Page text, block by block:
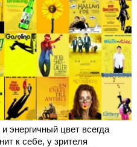
энергичный цвет всегда
к себе, у зрителя